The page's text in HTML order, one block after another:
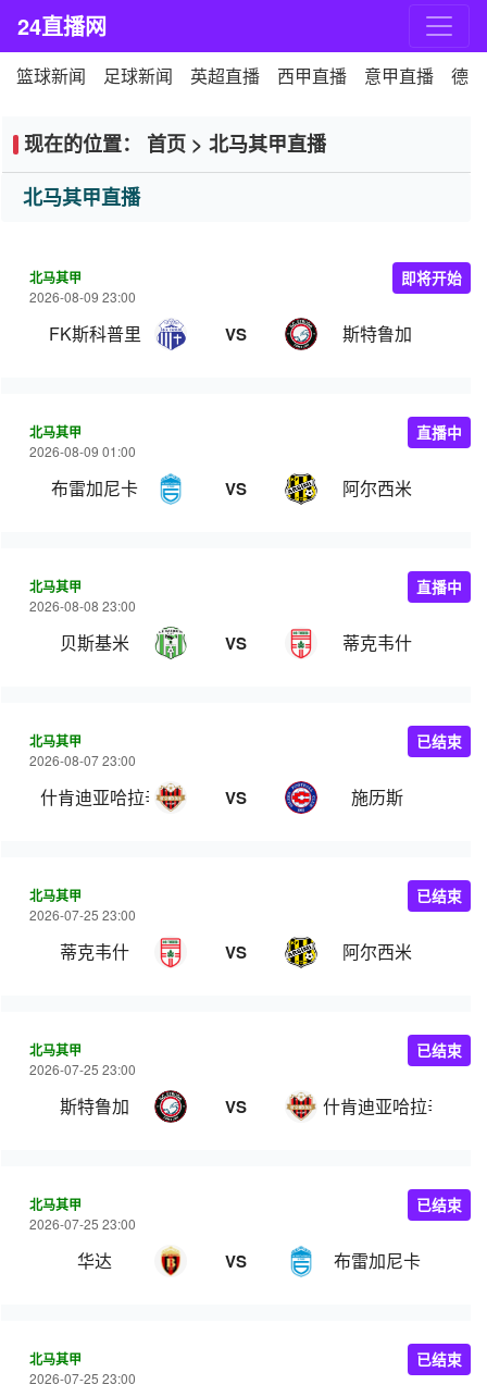
24直播网
篮球新闻 足球新闻 英超直播 西甲直播 意甲直播 德
现在的位置： 首页 > 北马其甲直播
北马其甲直播
北马其甲
2026-08-09 23:00
FK斯科普里 VS 斯特鲁加
即将开始
北马其甲
2026-08-09 01:00
布雷加尼卡 VS 阿尔西米
直播中
北马其甲
2026-08-08 23:00
贝斯基米 VS 蒂克韦什
直播中
北马其甲
2026-08-07 23:00
什肯迪亚哈拉辛 VS 施历斯
已结束
北马其甲
2026-07-25 23:00
蒂克韦什 VS 阿尔西米
已结束
北马其甲
2026-07-25 23:00
斯特鲁加 VS 什肯迪亚哈拉辛
已结束
北马其甲
2026-07-25 23:00
华达 VS 布雷加尼卡
已结束
北马其甲
2026-07-25 23:00
已结束